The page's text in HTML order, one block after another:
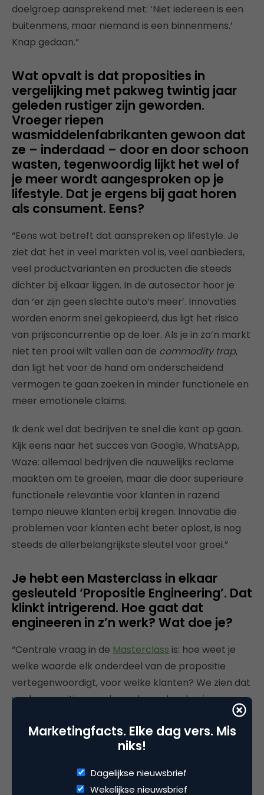
doelgroep aansprekend met: ‘Niet iedereen is een
buitenmens, maar niemand is een binnenmens.’
Knap gedaan.”
Wat opvalt is dat proposities in
vergelijking met pakweg twintig jaar
geleden rustiger zijn geworden.
Vroeger riepen
wasmiddelenfabrikanten gewoon dat
ze – inderdaad – door en door schoon
wasten, tegenwoordig lijkt het wel of
je meer wordt aangesproken op je
lifestyle. Dat je ergens bij gaat horen
als consument. Eens?
“Eens wat betreft dat aanspreken op lifestyle. Je
ziet dat het in veel markten vol is, veel aanbieders,
veel productvarianten en producten die steeds
dichter bij elkaar liggen. In de autosector hoor je
dan ‘er zijn geen slechte auto’s meer’. Innovaties
worden enorm snel gekopieerd, dus ligt het risico
van prijsconcurrentie op de loer. Als je in zo’n markt
niet ten prooi wilt vallen aan de commodity trap,
dan ligt het voor de hand om onderscheidend
vermogen te gaan zoeken in minder functionele en
meer emotionele claims.
Ik denk wel dat bedrijven te snel die kant op gaan.
Kijk eens naar het succes van Google, WhatsApp,
Waze: allemaal bedrijven die nauwelijks reclame
maakten om te groeien, maar die door superieure
functionele relevantie voor klanten in razend
tempo nieuwe klanten erbij kregen. Innovatie die
problemen voor klanten echt beter oplost, is nog
steeds de allerbelangrijkste sleutel voor groei.”
Je hebt een Masterclass in elkaar
gesleuteld ‘Propositie Engineering’. Dat
klinkt intrigerend. Hoe gaat dat
engineeren in z’n werk? Wat doe je?
“Centrale vraag in de Masterclass is: hoe weet je
welke waarde elk onderdeel van de propositie
vertegenwoordigt, voor welke klanten? We zien dat
veel proposities worden gebouwd op basis van
onderbuikgevoel. Letterlijk tot op het niveau van de
persoonlijke voorkeur van de marketeer, tot aan de
vrouw van de directeur die een slechte ervaring
had. En dat leidt natuurlijk niet altijd tot de meest
succesvolle proposities…”
Marketingfacts. Elke dag vers. Mis
niks!
Dagelijkse nieuwsbrief
Wekelijkse nieuwsbrief